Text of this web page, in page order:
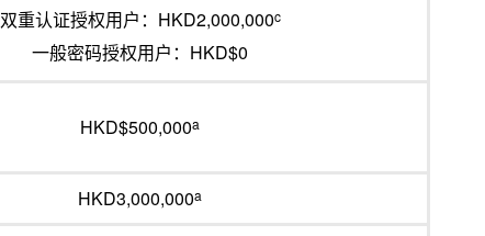
双重认证授权用户：HKD2,000,000c
一般密码授权用户：HKD$0
HKD$500,000a
HKD3,000,000a